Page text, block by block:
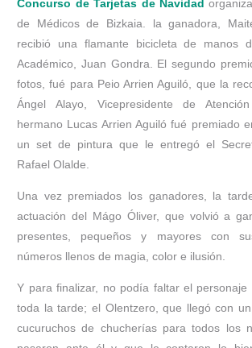
Concurso de Tarjetas de Navidad
de Médicos de Bizkaia. la ganadora,
recibió una flamante bicicleta de manos
Académico, Juan Gondra. El segundo
fotos, fué para Peio Arrien Aguiló, que la
Ángel Alayo, Vicepresidente de
hermano Lucas Arrien Aguiló fué premiado
un set de pintura que le entregó el
Rafael Olalde.
Una vez premiados los ganadores, la
actuación del Mágo Óliver, que volvió a
presentes, pequeños y mayores con
números llenos de magia, color e ilusión.
Y para finalizar, no podía faltar el personaje
toda la tarde; el Olentzero, que llegó con
cucuruchos de chucherías para todos los